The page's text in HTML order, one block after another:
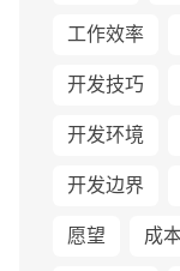
工作效率
开发技巧
开发环境
开发边界
愿望
成